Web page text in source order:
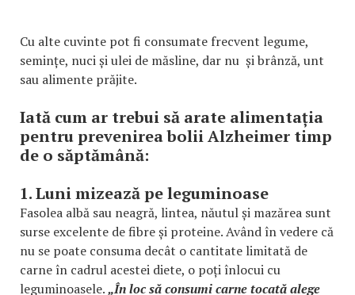
Cu alte cuvinte pot fi consumate frecvent legume,
semințe, nuci și ulei de măsline, dar nu și brânză, unt
sau alimente prăjite.
Iată cum ar trebui să arate alimentația
pentru prevenirea bolii Alzheimer timp
de o săptămână:
1. Luni mizează pe leguminoase
Fasolea albă sau neagră, lintea, năutul și mazărea sunt
surse excelente de fibre și proteine. Având în vedere că
nu se poate consuma decât o cantitate limitată de
carne în cadrul acestei diete, o poți înlocui cu
leguminoasele.„În loc să consumi carne tocată alege